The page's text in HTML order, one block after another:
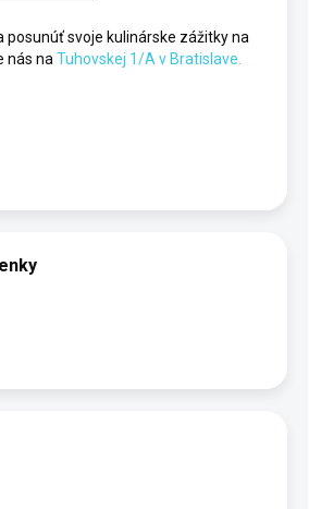
posunúť svoje kulinárske zážitky na
nás na Tuhovskej 1/A v Bratislave.